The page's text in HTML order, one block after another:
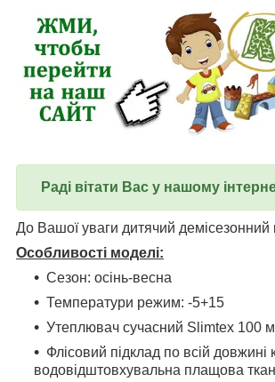
Раді вітати Вас у нашому
До Вашої уваги дитячий демісезонний
Особливості моделі:
Сезон: осінь-весна
Температури режим: -5+15
Утеплювач сучасний Slimtex 100
Флісовий підклад по всій довжині
водовідштовхувальна плащова